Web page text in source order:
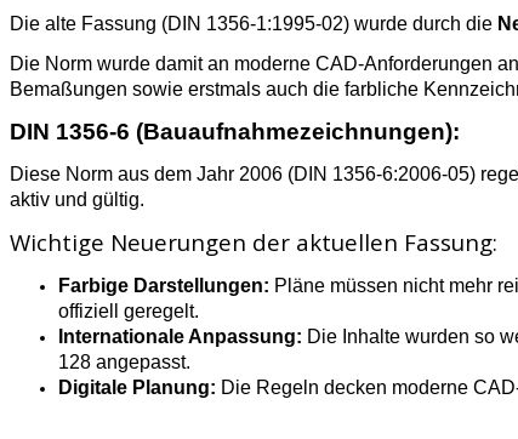
Die alte Fassung (DIN 1356-1:1995-02) wurde durch die
Die Norm wurde damit an moderne CAD-Anforderungen
Bemaßungen sowie erstmals auch die farbliche
DIN 1356-6 (Bauaufnahmezeichnungen):
Diese Norm aus dem Jahr 2006 (DIN 1356-6:2006-05)
aktiv und gültig.
Wichtige Neuerungen der aktuellen Fassung:
Farbige Darstellungen: Pläne müssen nicht mehr
offiziell geregelt.
Internationale Anpassung: Die Inhalte wurden so
128 angepasst.
Digitale Planung: Die Regeln decken moderne